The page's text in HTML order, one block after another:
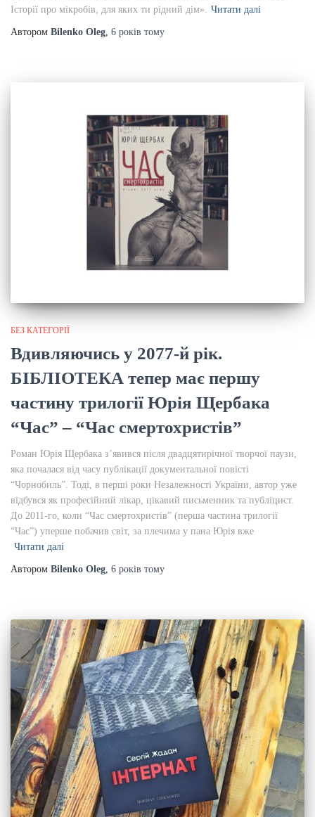
Історії про мікробів, для яких ти рідний дім».
Читати далі
Автором Bilenko Oleg 6 років тому
БЕЗ КАТЕГОРІЇ
Вдивляючись у 2077-й рік.
БІБЛІОТЕКА тепер має першу
частину трилогії Юрія Щербака
“Час” – “Час смертохристів”
Роман Юрія Щербака з’явився після двадцятирічної творчої паузи,
яка почалася від часу публікації документальної повісті
“Чорнобиль”. Тоді, в перші роки Незалежності України, автор уже
відбувся як професійний лікар, цікавий письменник та публіцист.
До 2011-го, коли “Час смертохристів” (перша частина трилогії
“Час”) уперше побачив світ, за плечима у пана Юрія вже
Читати далі
Автором Bilenko Oleg 6 років тому